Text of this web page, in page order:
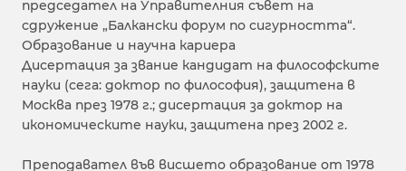
председател на Управителния съвет на
сдружение „Балкански форум по сигурността“.
Образование и научна кариера
Дисертация за звание кандидат на философските
науки (сега: доктор по философия), защитена в
Москва през 1978 г.; дисертация за доктор на
икономическите науки, защитена през 2002 г.
Преподавател във висшето образование от 1978